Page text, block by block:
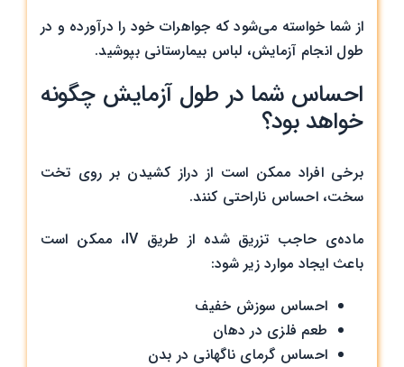
از شما خواسته می‌شود که جواهرات خود را درآورده و در
طول انجام آزمایش، لباس بیمارستانی بپوشید.
احساس شما در طول آزمایش چگونه
خواهد بود؟
برخی افراد ممکن است از دراز کشیدن بر روی تخت
سخت، احساس ناراحتی کنند.
ماده‌ی حاجب تزریق شده از طریق IV، ممکن است
باعث ایجاد موارد زیر شود:
احساس سوزش خفیف
طعم فلزی در دهان
احساس گرمای ناگهانی در بدن